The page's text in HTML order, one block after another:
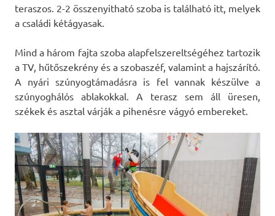
teraszos. 2-2 összenyitható szoba is található itt, melyek
a családi kétágyasak.
Mind a három fajta szoba alapfelszereltségéhez tartozik
a TV, hűtőszekrény és a szobaszéf, valamint a hajszárító.
A nyári szúnyogtámadásra is fel vannak készülve a
szúnyoghálós ablakokkal. A terasz sem áll üresen,
székek és asztal várják a pihenésre vágyó embereket.